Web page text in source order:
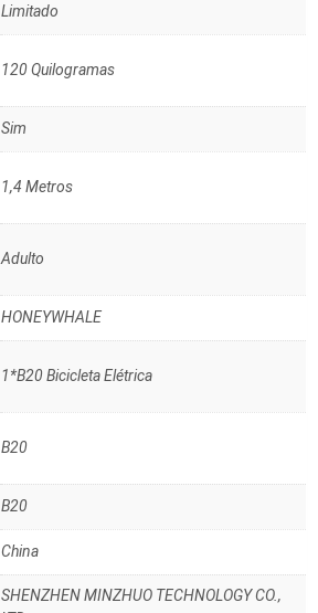
Limitado
120 Quilogramas
Sim
1,4 Metros
Adulto
HONEYWHALE
1*B20 Bicicleta Elétrica
B20
B20
China
SHENZHEN MINZHUO TECHNOLOGY CO.,